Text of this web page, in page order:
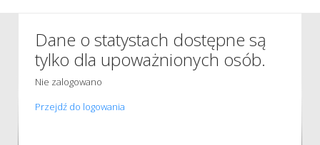
Dane o statystach dostępne są
tylko dla upoważnionych osób.
Nie zalogowano
Przejdź do logowania